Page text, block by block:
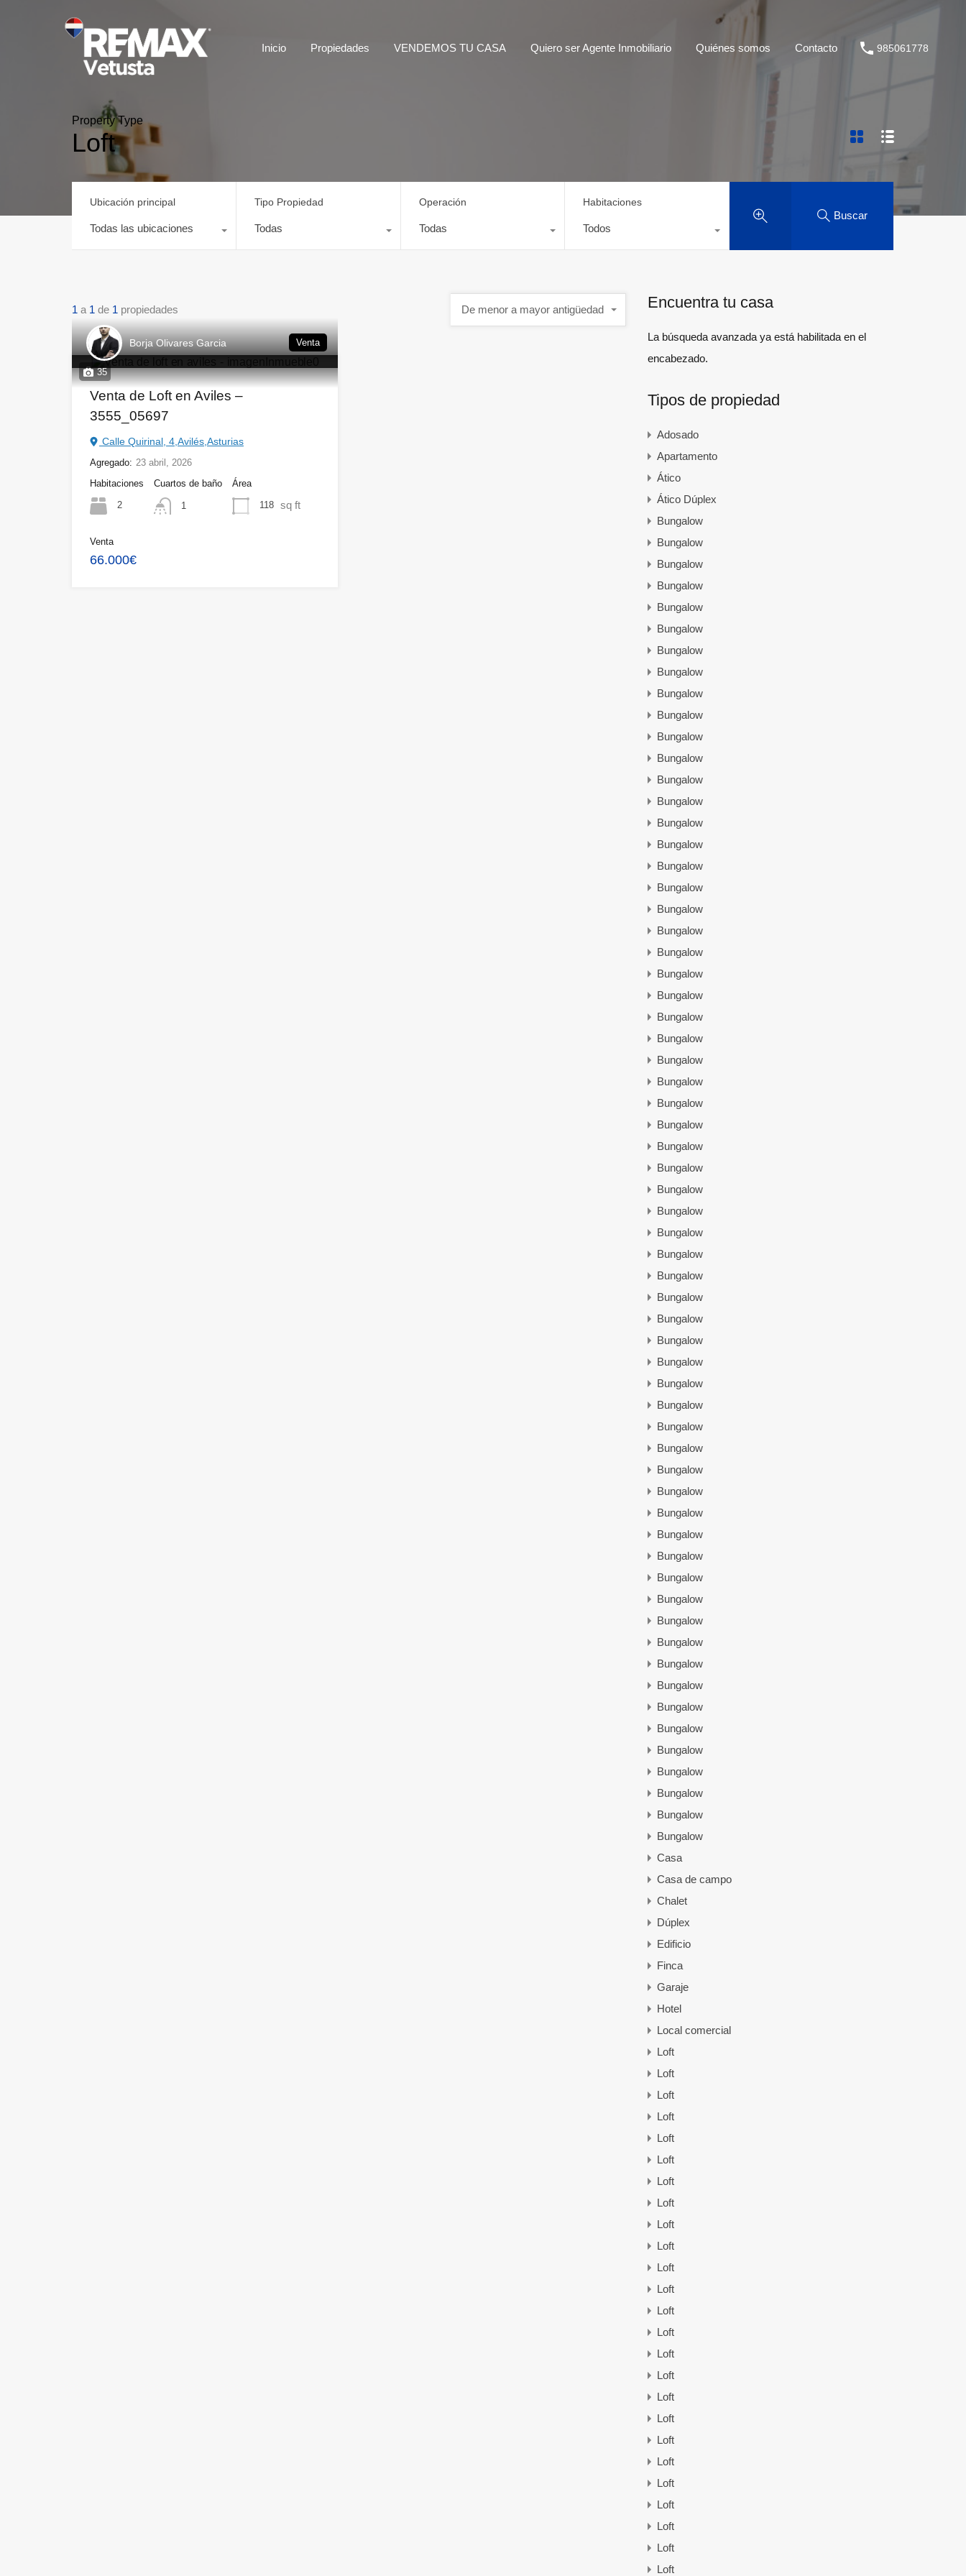
Inicio Propiedades VENDEMOS TU CASA Quiero ser Agente Inmobiliario Quiénes somos Contacto 985061778
Property Type
Loft
Ubicación principal
Todas las ubicaciones
Tipo Propiedad
Todas
Operación
Todas
Habitaciones
Todos
Buscar
1 a 1 de 1 propiedades De menor a mayor antigüedad
35
Borja Olivares Garcia Venta
Venta de Loft en Aviles –
3555_05697
Calle Quirinal, 4,Avilés,Asturias
Agregado: 23 abril, 2026
Habitaciones
2
Cuartos de baño
1
Área
118 sq ft
Venta
66.000€
Encuentra tu casa
La búsqueda avanzada ya está habilitada en el
encabezado.
Tipos de propiedad
Adosado
Apartamento
Ático
Ático Dúplex
Bungalow
Bungalow
Bungalow
Bungalow
Bungalow
Bungalow
Bungalow
Bungalow
Bungalow
Bungalow
Bungalow
Bungalow
Bungalow
Bungalow
Bungalow
Bungalow
Bungalow
Bungalow
Bungalow
Bungalow
Bungalow
Bungalow
Bungalow
Bungalow
Bungalow
Bungalow
Bungalow
Bungalow
Bungalow
Bungalow
Bungalow
Bungalow
Bungalow
Bungalow
Bungalow
Bungalow
Bungalow
Bungalow
Bungalow
Bungalow
Bungalow
Bungalow
Bungalow
Bungalow
Bungalow
Bungalow
Bungalow
Bungalow
Bungalow
Bungalow
Bungalow
Bungalow
Bungalow
Bungalow
Bungalow
Bungalow
Bungalow
Bungalow
Bungalow
Bungalow
Bungalow
Bungalow
Casa
Casa de campo
Chalet
Dúplex
Edificio
Finca
Garaje
Hotel
Local comercial
Loft
Loft
Loft
Loft
Loft
Loft
Loft
Loft
Loft
Loft
Loft
Loft
Loft
Loft
Loft
Loft
Loft
Loft
Loft
Loft
Loft
Loft
Loft
Loft
Loft